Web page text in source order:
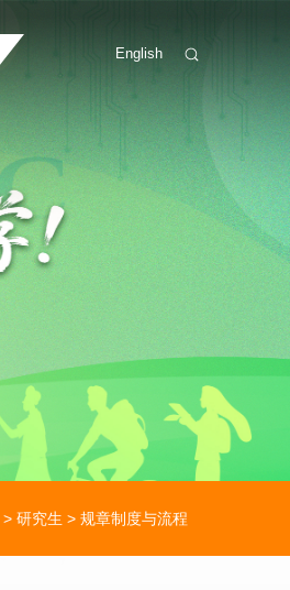
English
> 研究生 > 规章制度与流程